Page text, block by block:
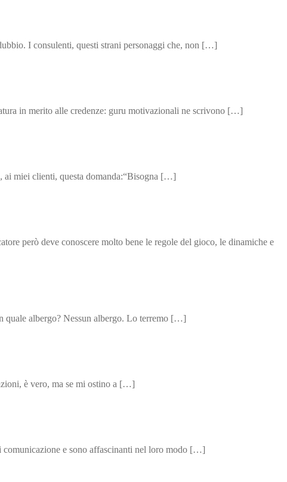
I consulenti, questi strani personaggi che, non […]
in merito alle credenze: guru motivazionali ne scrivono […]
ai miei clienti, questa domanda:“Bisogna […]
però deve conoscere molto bene le regole del gioco, le dinamiche e
quale albergo? Nessun albergo. Lo terremo […]
è vero, ma se mi ostino a […]
comunicazione e sono affascinanti nel loro modo […]